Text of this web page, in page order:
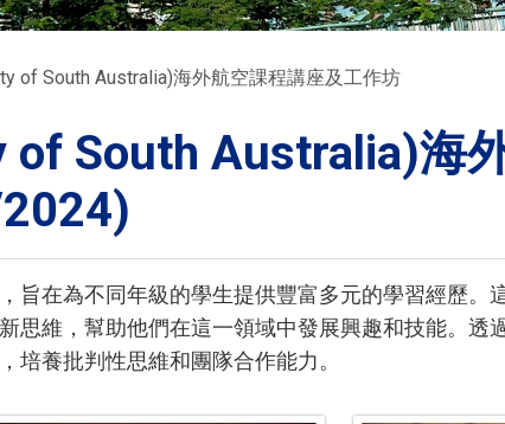
of South Australia)海外航空課程講座及工作坊
of South Australia)海
旨在為不同年級的學生提供豐富多元的學習經歷。
思維，幫助他們在這一領域中發展興趣和技能。透
培養批判性思維和團隊合作能力。